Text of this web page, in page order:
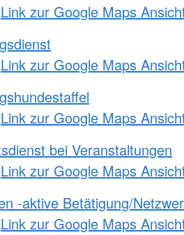
Link zur Google Maps
Link zur Google Maps
Link zur Google Maps
bei Veranstaltungen
Link zur Google Maps
-aktive Betätigung/
Link zur Google Maps